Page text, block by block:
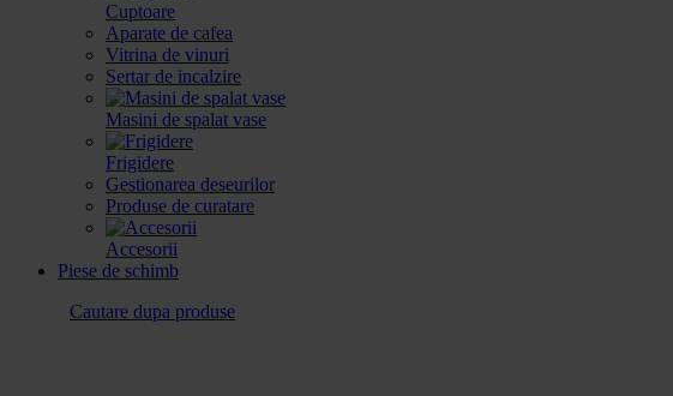
Cuptoare
Aparate de cafea
Vitrina de vinuri
Sertar de incalzire
Masini de spalat vase
Frigidere
Gestionarea deseurilor
Produse de curatare
Accesorii
Piese de schimb
Cautare dupa produse